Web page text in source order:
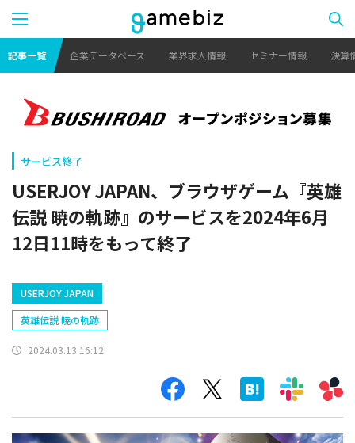
記事一覧 企業データベース 業界求人情報 セミナー情報 決算
サービス終了
USERJOY JAPAN、ブラウザゲーム『英雄
伝説 暁の軌跡』のサービスを2024年6月
12日11時をもって終了
USERJOY JAPAN
英雄伝説 暁の軌跡
2024.03.13 16:12